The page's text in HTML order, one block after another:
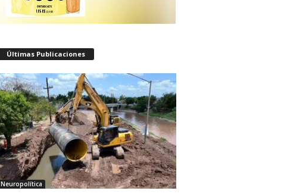
Últimas Publicaciones
Neuropolítica